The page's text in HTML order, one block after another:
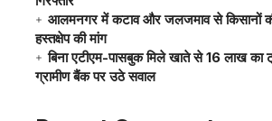
आलमनगर में कटाव और जलजमाव से किसानों की
हस्तक्षेप की मांग
बिना एटीएम-पासबुक मिले खाते से 16 लाख का
ग्रामीण बैंक पर उठे सवाल